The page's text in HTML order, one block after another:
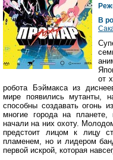
В
от
робота Бэймакса из
мире появились мутанты,
способны создавать огонь
многие города на планете,
начали на них охоту.
предстоит лицом к лицу
пламенем, но и лидером
первой искрой, которая